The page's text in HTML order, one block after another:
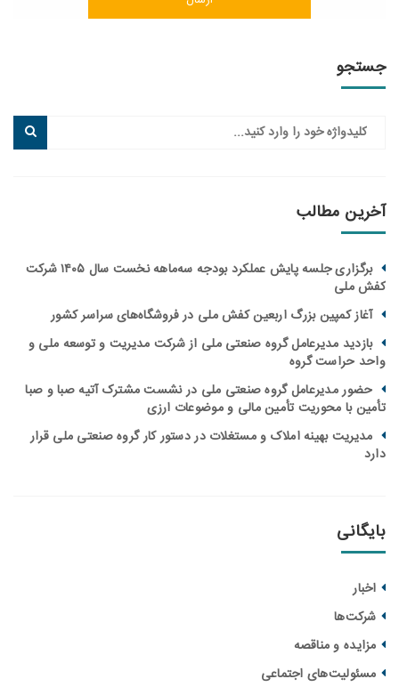
مطالب
برگزاری جلسه پایش عملکرد بودجه سه‌ماهه نخست سال ۱۴۰۵ شرکت
ملی
کمپین بزرگ اربعین کفش ملی در فروشگاه‌های سراسر کشور
مدیرعامل گروه صنعتی ملی از شرکت مدیریت و توسعه ملی و
حراست گروه
مدیرعامل گروه صنعتی ملی در نشست مشترک آتیه صبا و صبا
با محوریت تأمین مالی و موضوعات ارزی
بهینه املاک و مستغلات در دستور کار گروه صنعتی ملی قرار
و مناقصه‌
اجتماعی